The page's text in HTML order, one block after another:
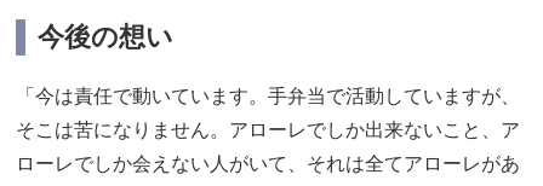
今後の想い
「今は責任で動いています。手弁当で活動していますが、
そこは苦になりません。アローレでしか出来ないこと、ア
ローレでしか会えない人がいて、それは全てアローレがあ